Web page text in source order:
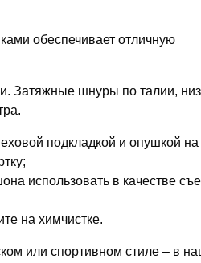
обеспечивает отличную
Затяжные шнуры по талии,
подкладкой и опушкой
использовать в качестве
на химчистке.
или спортивном стиле – в